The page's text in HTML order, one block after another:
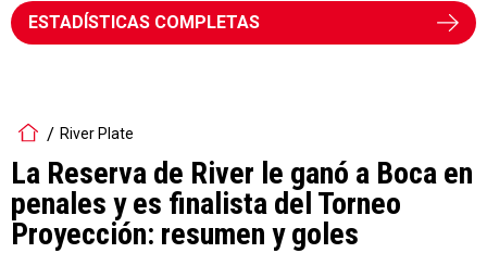
ESTADÍSTICAS COMPLETAS
River Plate
La Reserva de River le ganó a Boca en
penales y es finalista del Torneo
Proyección: resumen y goles